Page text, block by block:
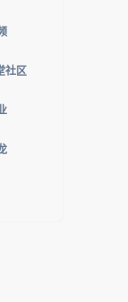
社区